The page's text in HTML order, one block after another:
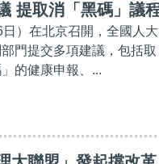
提取消「黑碼」議
）在北京召開，全國人大
門提交多項建議，包括取
的健康申報、...